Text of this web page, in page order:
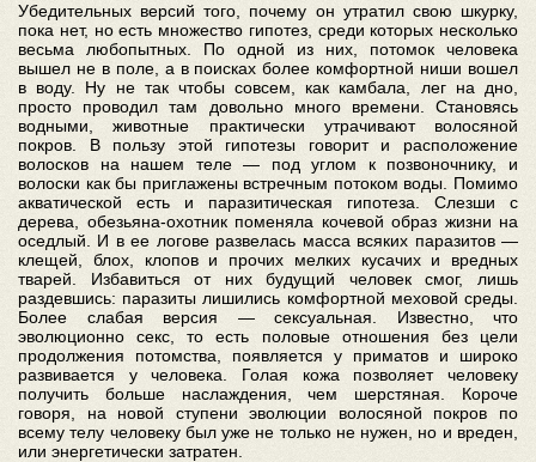
Убедительных версий того, почему он утратил свою шкурку,
пока нет, но есть множество гипотез, среди которых несколько
весьма любопытных. По одной из них, потомок человека
вышел не в поле, а в поисках более комфортной ниши вошел
в воду. Ну не так чтобы совсем, как камбала, лег на дно,
просто проводил там довольно много времени. Становясь
водными, животные практически утрачивают волосяной
покров. В пользу этой гипотезы говорит и расположение
волосков на нашем теле — под углом к позвоночнику, и
волоски как бы приглажены встречным потоком воды. Помимо
акватической есть и паразитическая гипотеза. Слезши с
дерева, обезьяна-охотник поменяла кочевой образ жизни на
оседлый. И в ее логове развелась масса всяких паразитов —
клещей, блох, клопов и прочих мелких кусачих и вредных
тварей. Избавиться от них будущий человек смог, лишь
раздевшись: паразиты лишились комфортной меховой среды.
Более слабая версия — сексуальная. Известно, что
эволюционно секс, то есть половые отношения без цели
продолжения потомства, появляется у приматов и широко
развивается у человека. Голая кожа позволяет человеку
получить больше наслаждения, чем шерстяная. Короче
говоря, на новой ступени эволюции волосяной покров по
всему телу человеку был уже не только не нужен, но и вреден,
или энергетически затратен.